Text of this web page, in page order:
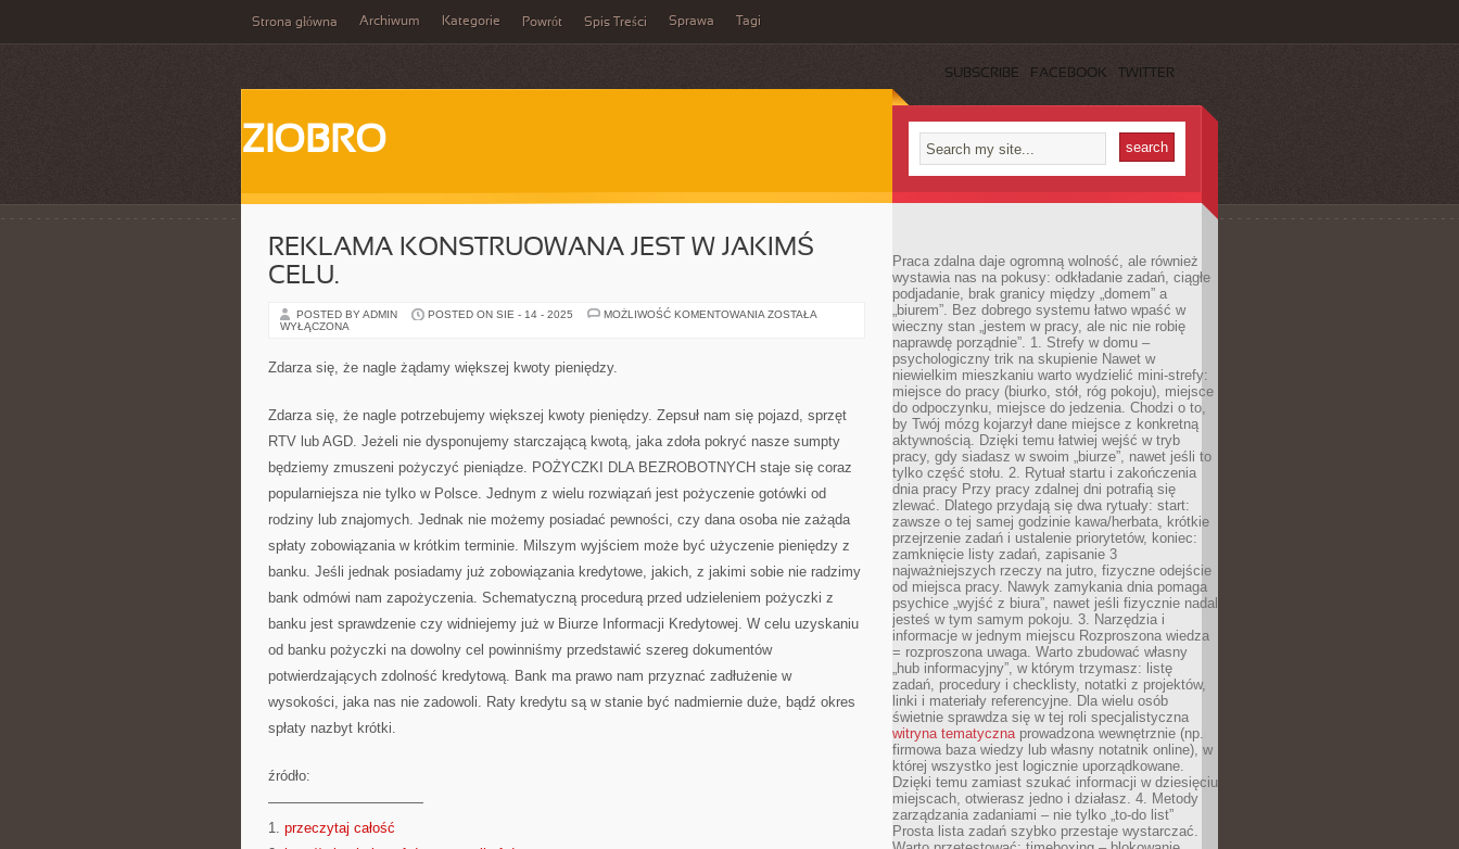
Strona główna Archiwum Kategorie Powrót Spis Treści Sprawa Tagi
SUBSCRIBE FACEBOOK TWITTER
ZIOBRO
REKLAMA KONSTRUOWANA JEST W JAKIMŚ
CELU.
POSTED BY ADMIN POSTED ON SIE - 14 - 2025 MOŻLIWOŚĆ KOMENTOWANIA REKLAMA
ZOSTAŁA
WYŁĄCZONA
Zdarza się, że nagle żądamy większej kwoty pieniędzy.
Zdarza się, że nagle potrzebujemy większej kwoty pieniędzy. Zepsuł nam się pojazd, sprzęt
RTV lub AGD. Jeżeli nie dysponujemy starczającą kwotą, jaka zdoła pokryć nasze sumpty
będziemy zmuszeni pożyczyć pieniądze. POŻYCZKI DLA BEZROBOTNYCH staje się coraz
popularniejsza nie tylko w Polsce. Jednym z wielu rozwiązań jest pożyczenie gotówki od
rodziny lub znajomych. Jednak nie możemy posiadać pewności, czy dana osoba nie zażąda
spłaty zobowiązania w krótkim terminie. Milszym wyjściem może być użyczenie pieniędzy z
banku. Jeśli jednak posiadamy już zobowiązania kredytowe, jakich, z jakimi sobie nie radzimy
bank odmówi nam zapożyczenia. Schematyczną procedurą przed udzieleniem pożyczki z
banku jest sprawdzenie czy widniejemy już w Biurze Informacji Kredytowej. W celu uzyskaniu
od banku pożyczki na dowolny cel powinniśmy przedstawić szereg dokumentów
potwierdzających zdolność kredytową. Bank ma prawo nam przyznać zadłużenie w
wysokości, jaka nas nie zadowoli. Raty kredytu są w stanie być nadmiernie duże, bądź okres
spłaty nazbyt krótki.
źródło:
———————————
1. przeczytaj całość
Praca zdalna daje ogromną wolność, ale również
wystawia nas na pokusy: odkładanie zadań, ciągłe
podjadanie, brak granicy między „domem” a
„biurem”. Bez dobrego systemu łatwo wpaść w
wieczny stan „jestem w pracy, ale nic nie robię
naprawdę porządnie”. 1. Strefy w domu –
psychologiczny trik na skupienie Nawet w
niewielkim mieszkaniu warto wydzielić mini-strefy:
miejsce do pracy (biurko, stół, róg pokoju), miejsce
do odpoczynku, miejsce do jedzenia. Chodzi o to,
by Twój mózg kojarzył dane miejsce z konkretną
aktywnością. Dzięki temu łatwiej wejść w tryb
pracy, gdy siadasz w swoim „biurze”, nawet jeśli to
tylko część stołu. 2. Rytuał startu i zakończenia
dnia pracy Przy pracy zdalnej dni potrafią się
zlewać. Dlatego przydają się dwa rytuały: start:
zawsze o tej samej godzinie kawa/herbata, krótkie
przejrzenie zadań i ustalenie priorytetów, koniec:
zamknięcie listy zadań, zapisanie 3
najważniejszych rzeczy na jutro, fizyczne odejście
od miejsca pracy. Nawyk zamykania dnia pomaga
psychice „wyjść z biura”, nawet jeśli fizycznie nadal
jesteś w tym samym pokoju. 3. Narzędzia i
informacje w jednym miejscu Rozproszona wiedza
= rozproszona uwaga. Warto zbudować własny
„hub informacyjny”, w którym trzymasz: listę
zadań, procedury i checklisty, notatki z projektów,
linki i materiały referencyjne. Dla wielu osób
świetnie sprawdza się w tej roli specjalistyczna
witryna tematycznaprowadzona wewnętrznie (np.
firmowa baza wiedzy lub własny notatnik online), w
której wszystko jest logicznie uporządkowane.
Dzięki temu zamiast szukać informacji w dziesięciu
miejscach, otwierasz jedno i działasz. 4. Metody
zarządzania zadaniami – nie tylko „to-do list”
Prosta lista zadań szybko przestaje wystarczać.